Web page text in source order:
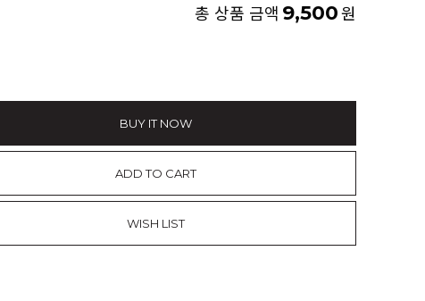
총 상품 금액 9,500원
BUY IT NOW
ADD TO CART
WISH LIST